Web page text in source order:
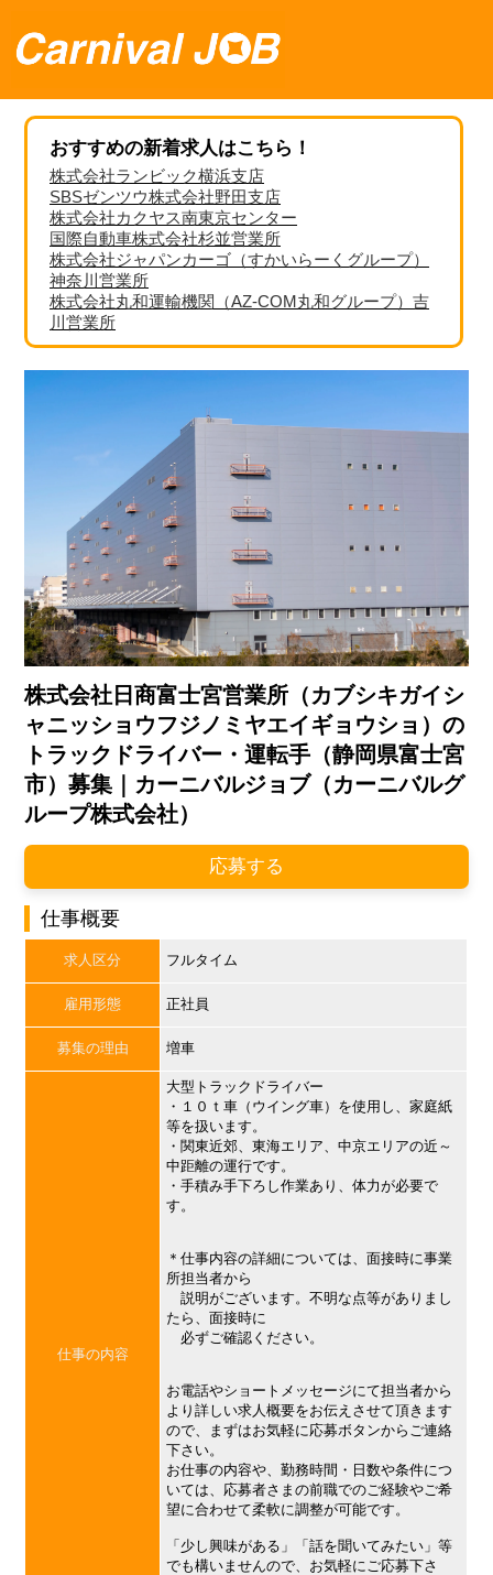
おすすめの新着求人はこちら！
株式会社ランビック横浜支店
SBSゼンツウ株式会社野田支店
株式会社カクヤス南東京センター
国際自動車株式会社杉並営業所
株式会社ジャパンカーゴ（すかいらーくグループ）
神奈川営業所
株式会社丸和運輸機関（AZ-COM丸和グループ）吉
川営業所
株式会社日商富士宮営業所（カブシキガイシ
ャニッショウフジノミヤエイギョウショ）の
トラックドライバー・運転手（静岡県富士宮
市）募集｜カーニバルジョブ（カーニバルグ
ループ株式会社）
応募する
仕事概要
求人区分 フルタイム
雇用形態 正社員
募集の理由 増車
仕事の内容
大型トラックドライバー
・１０ｔ車（ウイング車）を使用し、家庭紙
等を扱います。
・関東近郊、東海エリア、中京エリアの近～
中距離の運行です。
・手積み手下ろし作業あり、体力が必要で
す。
＊仕事内容の詳細については、面接時に事業
所担当者から
説明がございます。不明な点等がありまし
たら、面接時に
必ずご確認ください。
お電話やショートメッセージにて担当者から
より詳しい求人概要をお伝えさせて頂きます
ので、まずはお気軽に応募ボタンからご連絡
下さい。
お仕事の内容や、勤務時間・日数や条件につ
いては、応募者さまの前職でのご経験やご希
望に合わせて柔軟に調整が可能です。
「少し興味がある」「話を聞いてみたい」等
でも構いませんので、お気軽にご応募下さ